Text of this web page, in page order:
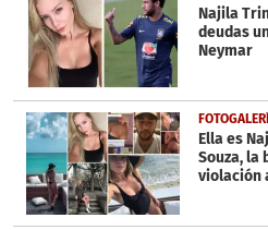
Najila
deudas
Neymar
Ella es
Souza, la
violación